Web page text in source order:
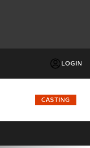
LOGIN
FACTOR
CASTING